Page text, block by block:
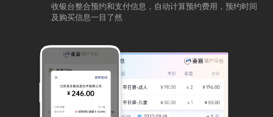
收银台整合预约和支付信息，自动计算预约费用，预约时间
及购买信息一目了然